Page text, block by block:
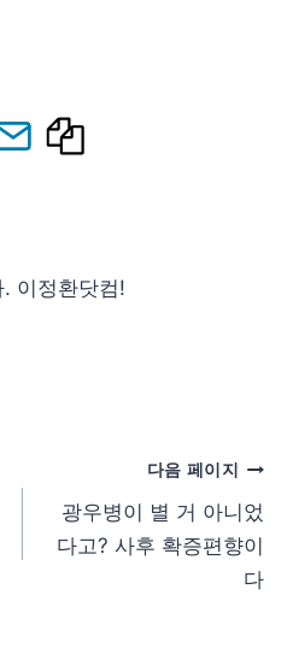
이정환닷컴!
다음 페이지
광우병이 별 거 아니었
다고? 사후 확증편향이
다